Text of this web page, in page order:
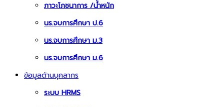
ภาวะโภชนาการ /น้ำหนัก
นร.จบการศึกษา ป.6
นร.จบการศึกษา ม.3
นร.จบการศึกษา ม.6
ข้อมูลด้านบุคลากร
ระบบ HRMS